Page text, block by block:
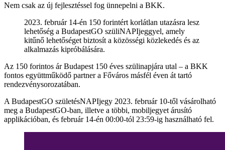
Nem csak az új fejlesztéssel fog ünnepelni a BKK.
2023. február 14-én 150 forintért korlátlan utazásra lesz
lehetőség a BudapestGO szüliNAPIjeggyel, amely
kitűnő lehetőséget biztosít a közösségi közlekedés és az
alkalmazás kipróbálására.
Az 150 forintos ár Budapest 150 éves szülinapjára utal – a BKK
fontos együttműködő partner a Főváros másfél éven át tartó
rendezvénysorozatában.
A BudapestGO születésNAPIjegy 2023. február 10-től vásárolható
meg a BudapestGO-ban, illetve a többi, mobiljegyet árusító
applikációban, és február 14-én 00:00-tól 23:59-ig használható fel.